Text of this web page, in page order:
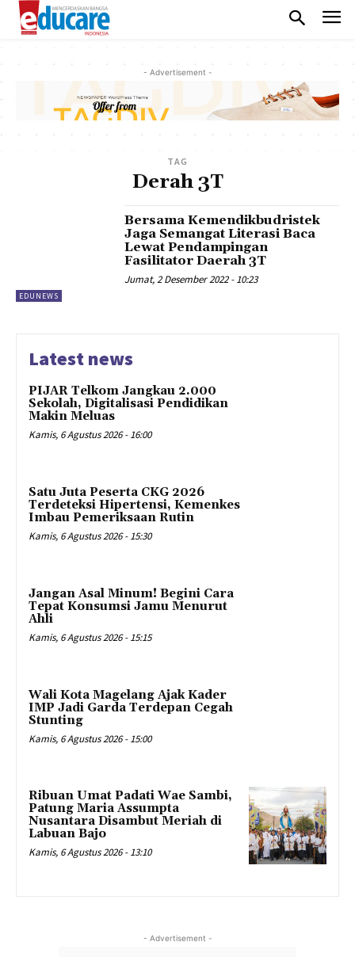
- Advertisement -
TAG
Derah 3T
EDUNEWS
Bersama Kemendikbudristek
Jaga Semangat Literasi Baca
Lewat Pendampingan
Fasilitator Daerah 3T
Jumat, 2 Desember 2022 - 10:23
Latest news
PIJAR Telkom Jangkau 2.000
Sekolah, Digitalisasi Pendidikan
Makin Meluas
Kamis, 6 Agustus 2026 - 16:00
Satu Juta Peserta CKG 2026
Terdeteksi Hipertensi, Kemenkes
Imbau Pemeriksaan Rutin
Kamis, 6 Agustus 2026 - 15:30
Jangan Asal Minum! Begini Cara
Tepat Konsumsi Jamu Menurut
Ahli
Kamis, 6 Agustus 2026 - 15:15
Wali Kota Magelang Ajak Kader
IMP Jadi Garda Terdepan Cegah
Stunting
Kamis, 6 Agustus 2026 - 15:00
Ribuan Umat Padati Wae Sambi,
Patung Maria Assumpta
Nusantara Disambut Meriah di
Labuan Bajo
Kamis, 6 Agustus 2026 - 13:10
- Advertisement -